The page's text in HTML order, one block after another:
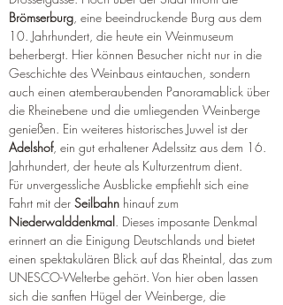
Brömserburg, eine beeindruckende Burg aus dem
10. Jahrhundert, die heute ein Weinmuseum
beherbergt. Hier können Besucher nicht nur in die
Geschichte des Weinbaus eintauchen, sondern
auch einen atemberaubenden Panoramablick über
die Rheinebene und die umliegenden Weinberge
genießen. Ein weiteres historisches Juwel ist der
Adelshof, ein gut erhaltener Adelssitz aus dem 16.
Jahrhundert, der heute als Kulturzentrum dient.
Für unvergessliche Ausblicke empfiehlt sich eine
Fahrt mit der Seilbahn hinauf zum
Niederwalddenkmal. Dieses imposante Denkmal
erinnert an die Einigung Deutschlands und bietet
einen spektakulären Blick auf das Rheintal, das zum
UNESCO-Welterbe gehört. Von hier oben lassen
sich die sanften Hügel der Weinberge, die